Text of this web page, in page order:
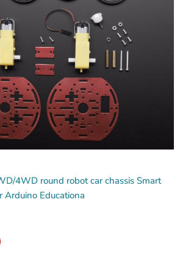
4WD round robot car chassis Smart
Arduino Educationa